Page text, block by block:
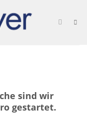
sind wir
gestartet.